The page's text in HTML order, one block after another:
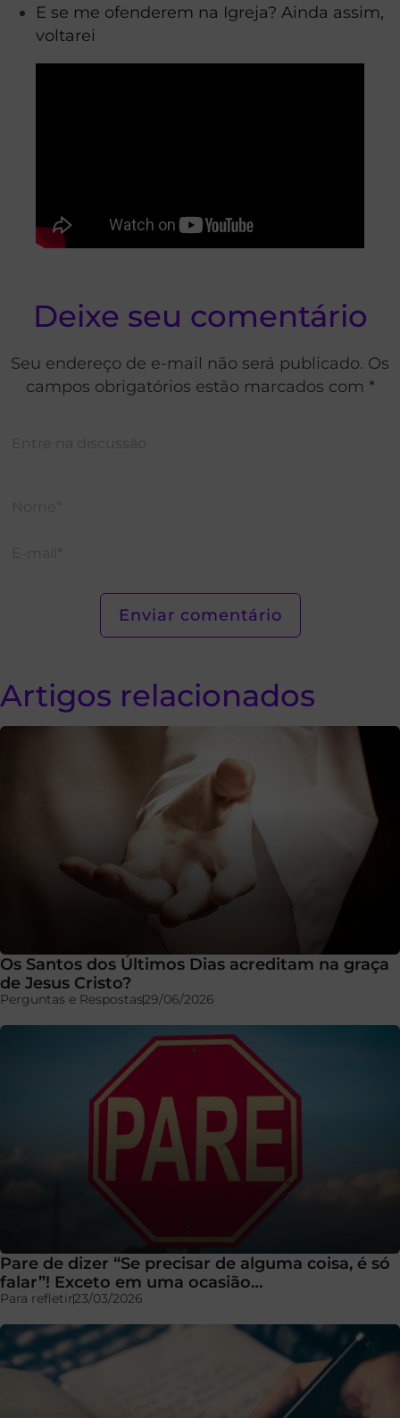
E se me ofenderem na Igreja? Ainda assim,
voltarei
Deixe seu comentário
Seu endereço de e-mail não será publicado. Os
campos obrigatórios estão marcados com *
Artigos relacionados
Os Santos dos Últimos Dias acreditam na graça
de Jesus Cristo?
Perguntas e Respostas29/06/2026
Pare de dizer “Se precisar de alguma coisa, é só
falar”! Exceto em uma ocasião…
Para refletir23/03/2026